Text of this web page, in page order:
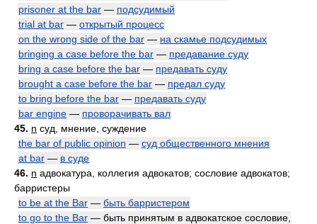
prisoner at the bar — подсудимый
trial at bar — открытый процесс
on the wrong side of the bar — на скамье подсудимых
bringing a case before the bar — предавание суду
bring a case before the bar — предавать суду
brought a case before the bar — предал суду
to bring before the bar — предавать суду
bar engine — проворачивать вал
45. n суд, мнение, суждение
the bar of public opinion — суд общественного мнения
at bar — в суде
46. n адвокатура, коллегия адвокатов; сословие адвокатов;
барристеры
to be at the Bar — быть барристером
to go to the Bar — быть принятым в адвокатское сословие,